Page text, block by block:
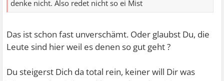
denke nicht. Also redet nicht so ei Mist
Das ist schon fast unverschämt. Oder glaubst Du, die
Leute sind hier weil es denen so gut geht ?
Du steigerst Dich da total rein, keiner will Dir was